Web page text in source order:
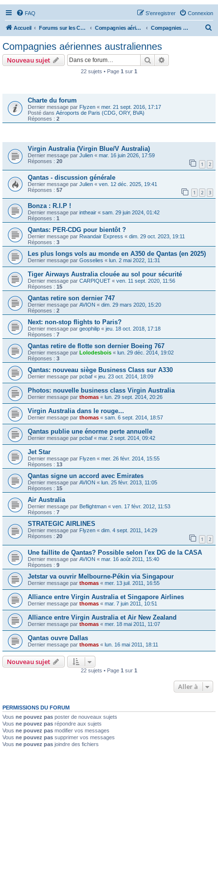
FAQ Connexion
S’enregistrer
Accueil Forums sur les Compagnies Aériennes Compagnies aériennes d'Asie et d'Océanie Compagnies aériennes australiennes
Compagnies aériennes australiennes
Nouveau sujet Rechercher
22 sujets • Page 1 sur 1
Charte du forum
Dernier message par Flyzen « mer. 21 sept. 2016, 17:17
Posté dans Aéroports de Paris (CDG, ORY, BVA)
Réponses : 2
Virgin Australia (Virgin Blue/V Australia)
Dernier message par Julien « mar. 16 juin 2026, 17:59
Réponses : 20 1 2
Qantas - discussion générale
Dernier message par Julien « ven. 12 déc. 2025, 19:41
Réponses : 57 1 2 3
Bonza : R.I.P !
Dernier message par intheair « sam. 29 juin 2024, 01:42
Réponses : 1
Qantas: PER-CDG pour bientôt ?
Dernier message par Rwandair Express « dim. 29 oct. 2023, 19:11
Réponses : 3
Les plus longs vols au monde en A350 de Qantas (en 2025)
Dernier message par Gosselies « lun. 2 mai 2022, 11:31
Tiger Airways Australia clouée au sol pour sécurité
Dernier message par CARPIQUET « ven. 11 sept. 2020, 11:56
Réponses : 15
Qantas retire son dernier 747
Dernier message par AVION « dim. 29 mars 2020, 15:20
Réponses : 2
Next: non-stop flights to Paris?
Dernier message par geophilip « jeu. 18 oct. 2018, 17:18
Réponses : 7
Qantas retire de flotte son dernier Boeing 767
Dernier message par Lolodesbois « lun. 29 déc. 2014, 19:02
Réponses : 3
Qantas: nouveau siège Business Class sur A330
Dernier message par pcbaf « jeu. 23 oct. 2014, 18:09
Photos: nouvelle business class Virgin Australia
Dernier message par thomas « lun. 29 sept. 2014, 20:26
Virgin Australia dans le rouge...
Dernier message par thomas « sam. 6 sept. 2014, 18:57
Qantas publie une énorme perte annuelle
Dernier message par pcbaf « mar. 2 sept. 2014, 09:42
Jet Star
Dernier message par Flyzen « mer. 26 févr. 2014, 15:55
Réponses : 13
Qantas signe un accord avec Emirates
Dernier message par AVION « lun. 25 févr. 2013, 11:05
Réponses : 15
Air Australia
Dernier message par Beflightman « ven. 17 févr. 2012, 11:53
Réponses : 7
STRATEGIC AIRLINES
Dernier message par Flyzen « dim. 4 sept. 2011, 14:29
Réponses : 20 1 2
Une faillite de Qantas? Possible selon l'ex DG de la CASA
Dernier message par AVION « mar. 16 août 2011, 15:40
Réponses : 9
Jetstar va ouvrir Melbourne-Pékin via Singapour
Dernier message par thomas « mer. 13 juil. 2011, 16:55
Alliance entre Virgin Australia et Singapore Airlines
Dernier message par thomas « mar. 7 juin 2011, 10:51
Alliance entre Virgin Australia et Air New Zealand
Dernier message par thomas « mer. 18 mai 2011, 11:07
Qantas ouvre Dallas
Dernier message par thomas « lun. 16 mai 2011, 18:11
Nouveau sujet
22 sujets • Page 1 sur 1
Aller à
PERMISSIONS DU FORUM
Vous ne pouvez pas poster de nouveaux sujets
Vous ne pouvez pas répondre aux sujets
Vous ne pouvez pas modifier vos messages
Vous ne pouvez pas supprimer vos messages
Vous ne pouvez pas joindre des fichiers